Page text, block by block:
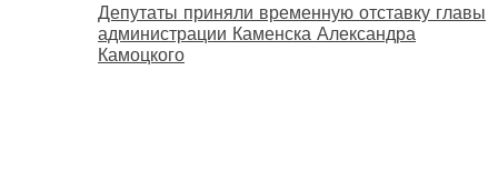
Депутаты приняли временную отставку главы
администрации Каменска Александра
Камоцкого